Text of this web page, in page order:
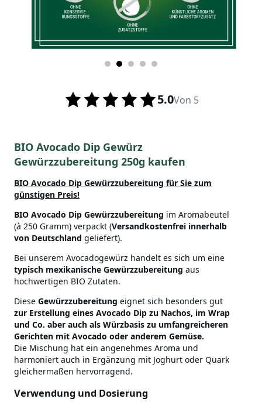
5.0Von 5
BIO Avocado Dip Gewürz
Gewürzzubereitung 250g kaufen
BIO Avocado Dip Gewürzzubereitung für Sie zum
günstigen Preis!
BIO Avocado Dip Gewürzzubereitung im Aromabeutel
(à 250 Gramm) verpackt (Versandkostenfrei innerhalb
von Deutschland geliefert).
Bei unserem Avocadogewürz handelt es sich um eine
typisch mexikanische Gewürzzubereitung aus
hochwertigen BIO Zutaten.
Diese Gewürzzubereitung eignet sich besonders gut
zur Erstellung eines Avocado Dip zu Nachos, im Wrap
und Co. aber auch als Würzbasis zu umfangreicheren
Gerichten mit Avocado oder anderem Gemüse.
Die Mischung hat ein angenehmes Aroma und
harmoniert auch in Ergänzung mit Joghurt oder Quark
gleichermaßen hervorragend.
Verwendung und Dosierung